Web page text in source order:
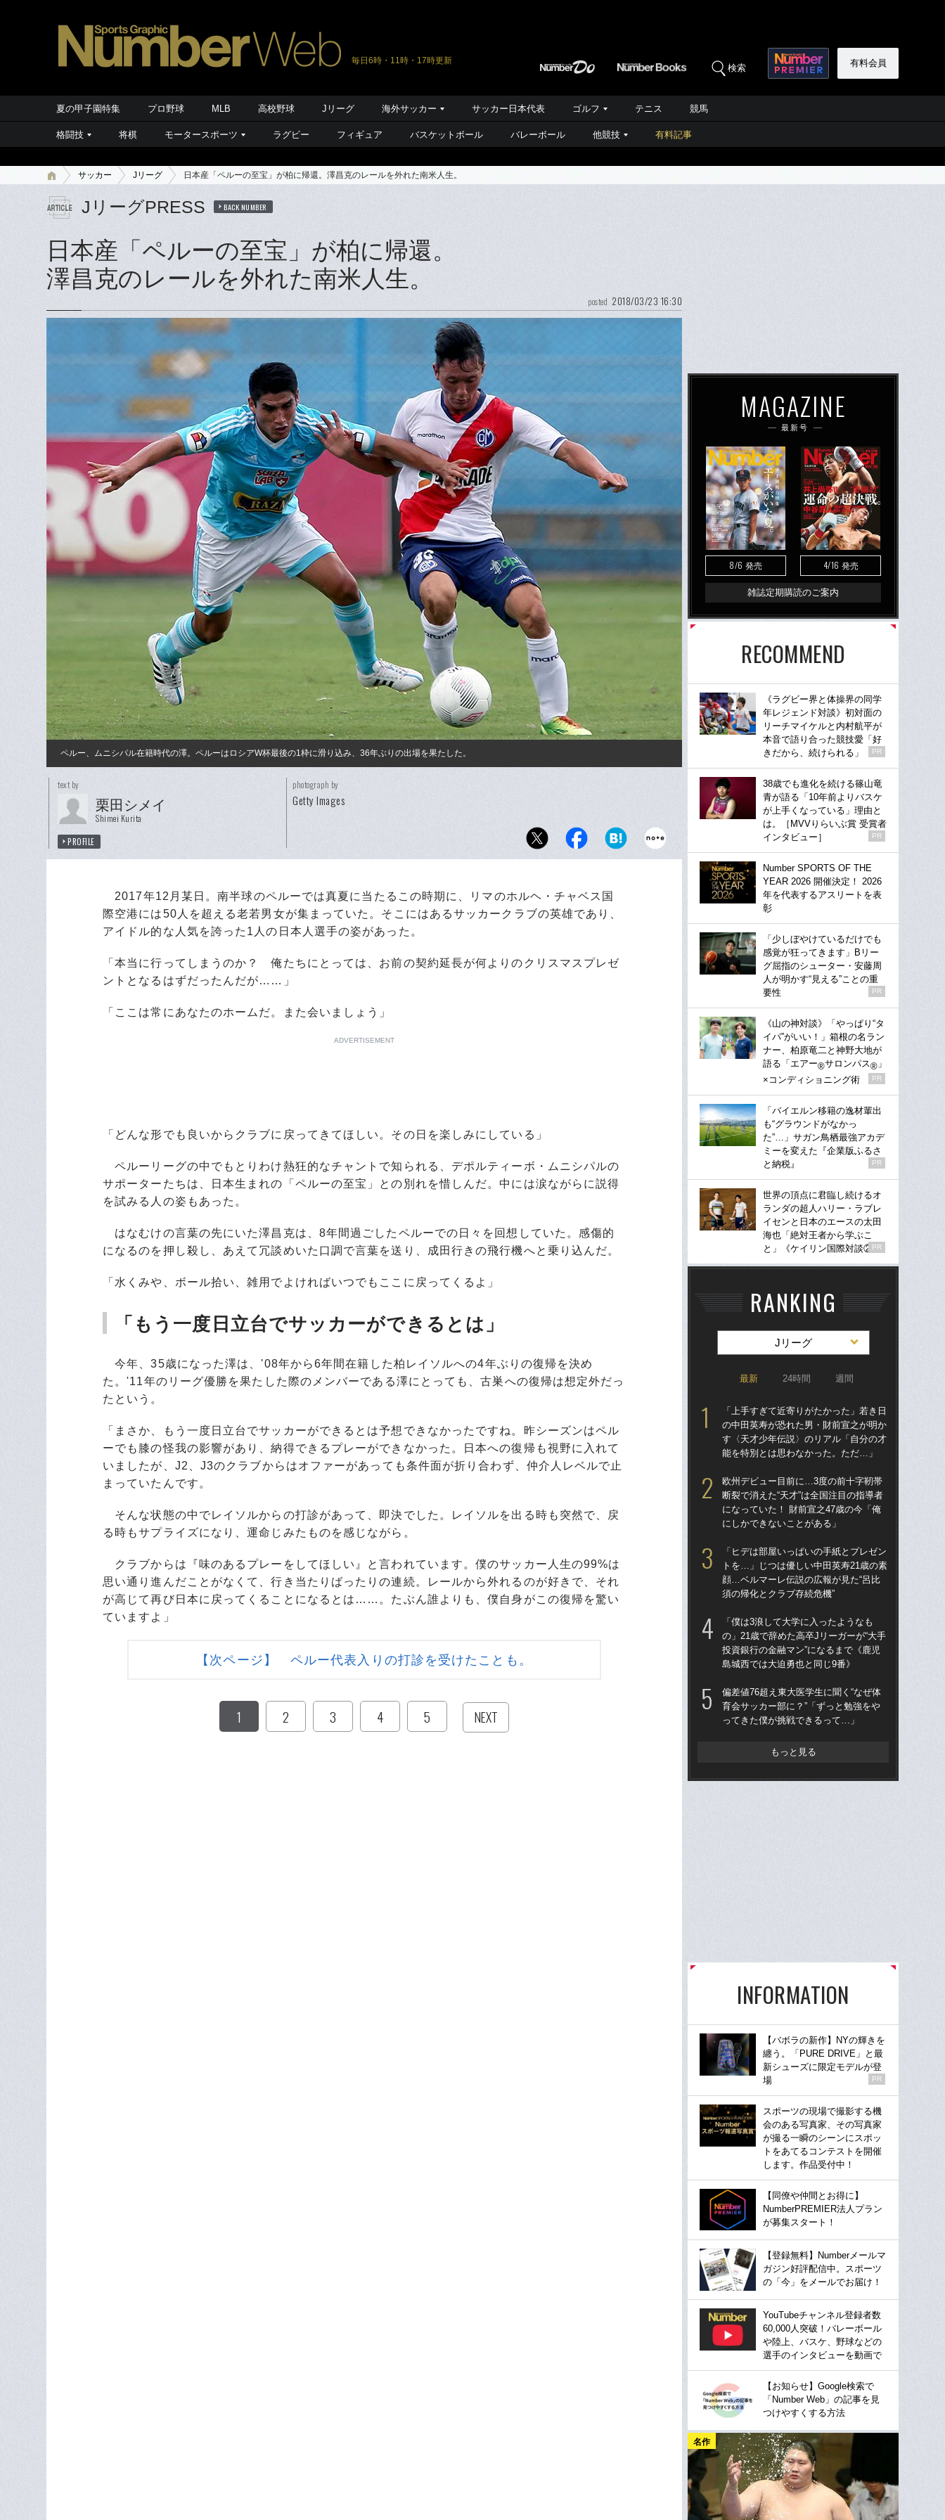
毎日6時・11時・17時更新
検索 有料会員
夏の甲子園特集 プロ野球 MLB 高校野球 Jリーグ 海外サッカー サッカー日本代表 ゴルフ テニス 競馬
格闘技 将棋 モータースポーツ ラグビー フィギュア バスケットボール バレーボール 他競技 有料記事
サッカー Jリーグ 日本産「ペルーの至宝」が柏に帰還。澤昌克のレールを外れた南米人生。
JリーグPRESS BACK NUMBER
日本産「ペルーの至宝」が柏に帰還。
澤昌克のレールを外れた南米人生。
posted 2018/03/23 16:30
ペルー、ムニシパル在籍時代の澤。ペルーはロシアW杯最後の1枠に滑り込み、36年ぶりの出場を果たした。
text by
栗田シメイ
Shimei Kurita
PROFILE
photograph by
Getty Images
2017年12月某日。南半球のペルーでは真夏に当たるこの時期に、リマのホルヘ・チャベス国
際空港には50人を超える老若男女が集まっていた。そこにはあるサッカークラブの英雄であり、
アイドル的な人気を誇った1人の日本人選手の姿があった。
「本当に行ってしまうのか？ 俺たちにとっては、お前の契約延長が何よりのクリスマスプレゼ
ントとなるはずだったんだが……」
「ここは常にあなたのホームだ。また会いましょう」
ADVERTISEMENT
「どんな形でも良いからクラブに戻ってきてほしい。その日を楽しみにしている」
ペルーリーグの中でもとりわけ熱狂的なチャントで知られる、デポルティーボ・ムニシパルの
サポーターたちは、日本生まれの「ペルーの至宝」との別れを惜しんだ。中には涙ながらに説得
を試みる人の姿もあった。
はなむけの言葉の先にいた澤昌克は、8年間過ごしたペルーでの日々を回想していた。感傷的
になるのを押し殺し、あえて冗談めいた口調で言葉を送り、成田行きの飛行機へと乗り込んだ。
「水くみや、ボール拾い、雑用でよければいつでもここに戻ってくるよ」
「もう一度日立台でサッカーができるとは」
今年、35歳になった澤は、'08年から6年間在籍した柏レイソルへの4年ぶりの復帰を決め
た。'11年のリーグ優勝を果たした際のメンバーである澤にとっても、古巣への復帰は想定外だっ
たという。
「まさか、もう一度日立台でサッカーができるとは予想できなかったですね。昨シーズンはペル
ーでも膝の怪我の影響があり、納得できるプレーができなかった。日本への復帰も視野に入れて
いましたが、J2、J3のクラブからはオファーがあっても条件面が折り合わず、仲介人レベルで止
まっていたんです。
そんな状態の中でレイソルからの打診があって、即決でした。レイソルを出る時も突然で、戻
る時もサプライズになり、運命じみたものを感じながら。
クラブからは『味のあるプレーをしてほしい』と言われています。僕のサッカー人生の99%は
思い通り進んだことがなくて、行き当たりばったりの連続。レールから外れるのが好きで、それ
が高じて再び日本に戻ってくることになるとは……。たぶん誰よりも、僕自身がこの復帰を驚い
ていますよ」
【次ページ】 ペルー代表入りの打診を受けたことも。
1 2 3 4 5 NEXT
MAGAZINE
最新号
8/6 発売 4/16 発売
雑誌定期購読のご案内
RECOMMEND
《ラグビー界と体操界の同学
年レジェンド対談》初対面の
リーチマイケルと内村航平が
本音で語り合った競技愛「好
きだから、続けられる」
PR
38歳でも進化を続ける篠山竜
青が語る「10年前よりバスケ
が上手くなっている」理由と
は。［MVVりらいぶ賞 受賞者
インタビュー］
PR
Number SPORTS OF THE
YEAR 2026 開催決定！ 2026
年を代表するアスリートを表
彰
「少しぼやけているだけでも
感覚が狂ってきます」Bリー
グ屈指のシューター・安藤周
人が明かす“見える”ことの重
要性
PR
《山の神対談》「やっぱり“タ
イパ”がいい！」箱根の名ラン
ナー、柏原竜二と神野大地が
語る「エアー®サロンパス® 」
×コンディショニング術
PR
「バイエルン移籍の逸材輩出
も“グラウンドがなかっ
た”…」サガン鳥栖最強アカデ
ミーを変えた『企業版ふるさ
と納税』
PR
世界の頂点に君臨し続けるオ
ランダの超人ハリー・ラブレ
イセンと日本のエースの太田
海也「絶対王者から学ぶこ
と」《ケイリン国際対談②》
PR
RANKING
Jリーグ
最新 24時間 週間
「上手すぎて近寄りがたかった」若き日
の中田英寿が恐れた男・財前宣之が明か
す〈天才少年伝説〉のリアル「自分の才
能を特別とは思わなかった。ただ…」
欧州デビュー目前に…3度の前十字靭帯
断裂で消えた“天才”は全国注目の指導者
になっていた！ 財前宣之47歳の今「俺
にしかできないことがある」
「ヒデは部屋いっぱいの手紙とプレゼン
トを…」じつは優しい中田英寿21歳の素
顔…ベルマーレ伝説の広報が見た“呂比
須の帰化とクラブ存続危機”
「僕は3浪して大学に入ったようなも
の」21歳で辞めた高卒Jリーガーが“大手
投資銀行の金融マン”になるまで《鹿児
島城西では大迫勇也と同じ9番》
偏差値76超え東大医学生に聞く“なぜ体
育会サッカー部に？”「ずっと勉強をや
ってきた僕が挑戦できるって…」
もっと見る
INFORMATION
【バボラの新作】NYの輝きを
纏う。「PURE DRIVE」と最
新シューズに限定モデルが登
場
PR
スポーツの現場で撮影する機
会のある写真家、その写真家
が撮る一瞬のシーンにスポッ
トをあてるコンテストを開催
します。作品受付中！
【同僚や仲間とお得に】
NumberPREMIER法人プラン
が募集スタート！
【登録無料】Numberメールマ
ガジン好評配信中。スポーツ
の「今」をメールでお届け！
YouTubeチャンネル登録者数
60,000人突破！バレーボール
や陸上、バスケ、野球などの
選手のインタビューを動画で
【お知らせ】Google検索で
「Number Web」の記事を見
つけやすくする方法
名作